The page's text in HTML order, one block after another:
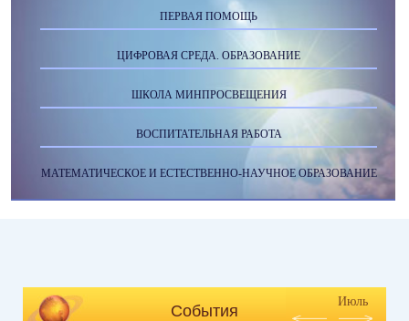
ПЕРВАЯ ПОМОЩЬ
ЦИФРОВАЯ СРЕДА. ОБРАЗОВАНИЕ
ШКОЛА МИНПРОСВЕЩЕНИЯ
ВОСПИТАТЕЛЬНАЯ РАБОТА
МАТЕМАТИЧЕСКОЕ И ЕСТЕСТВЕННО-НАУЧНОЕ ОБРАЗОВАНИЕ
События
Июль